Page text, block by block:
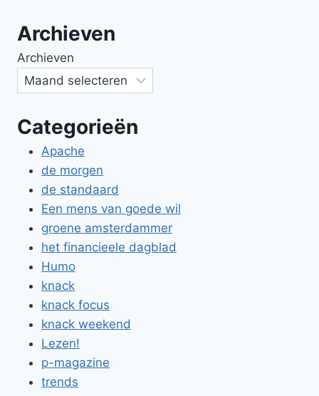
Archieven
Archieven
Categorieën
Apache
de morgen
de standaard
Een mens van goede wil
groene amsterdammer
het financieele dagblad
Humo
knack
knack focus
knack weekend
Lezen!
p-magazine
trends